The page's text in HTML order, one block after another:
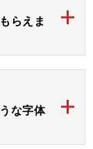
き「完成見本確
後の発送が最速
ら、順番を早め
らえま
いただき、ご了
たしますが、届
な字体